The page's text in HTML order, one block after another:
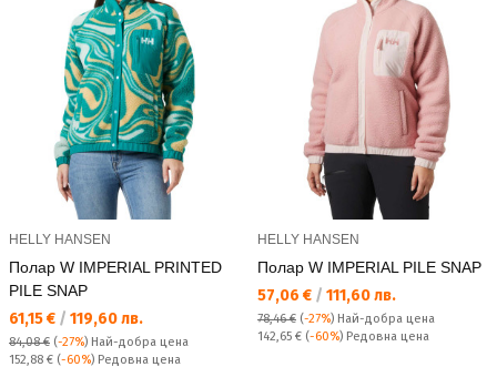
HELLY HANSEN
Полар W IMPERIAL PRINTED
PILE SNAP
Текуща цена:
61,15 € / 119,60 лв.
84,08 € (-27%) Най-добра цена
Редовна цена:
152,88 € (-60%) Редовна цена
HELLY HANSEN
Полар W IMPERIAL PILE SNAP
Текуща цена:
57,06 € / 111,60 лв.
78,46 € (-27%) Най-добра цена
Редовна цена:
142,65 € (-60%) Редовна цена